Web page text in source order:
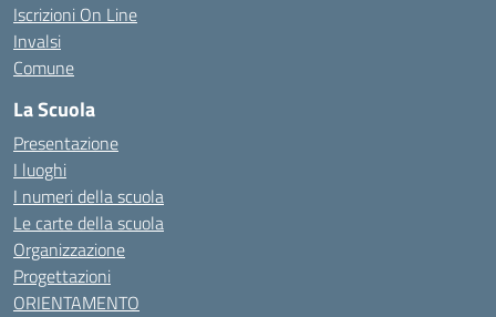
Iscrizioni On Line
Invalsi
Comune
La Scuola
Presentazione
I luoghi
I numeri della scuola
Le carte della scuola
Organizzazione
Progettazioni
ORIENTAMENTO